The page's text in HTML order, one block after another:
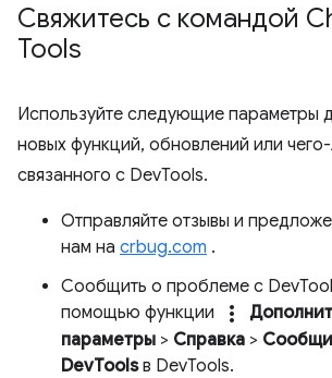
Свяжитесь с командой
Tools
Используйте следующие параметры
новых функций, обновлений или
связанного с DevTools.
Отправляйте отзывы и
нам на crbug.com .
Сообщить о проблеме с
помощью функции
more_vert
параметры > Справка >
DevToolsв DevTools.